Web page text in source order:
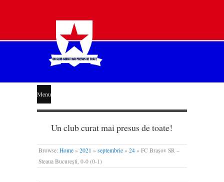
STEAUA
LIBERĂ
Menu
Un club curat mai presus de toate!
Browse: Home » 2021 » septembrie » 24 » FC Brașov SR –
Steaua București, 0-0 (0-1)